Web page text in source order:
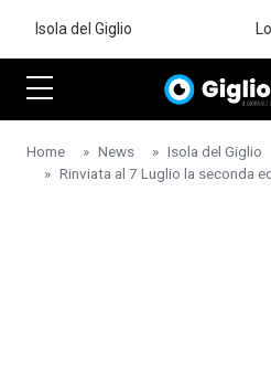
Isola del Giglio
Home News Isola del Giglio
Rinviata al 7 Luglio la seconda